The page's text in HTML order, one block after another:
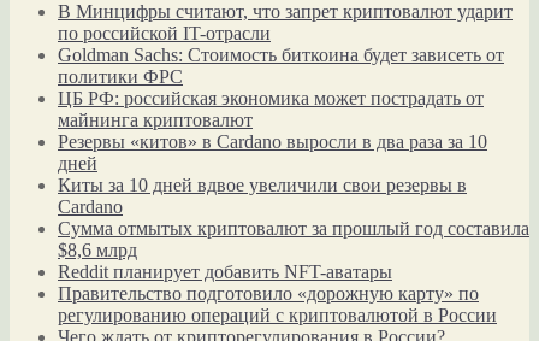
В Минцифры считают, что запрет криптовалют ударит
по российской IT-отрасли
Goldman Sachs: Стоимость биткоина будет зависеть от
политики ФРС
ЦБ РФ: российская экономика может пострадать от
майнинга криптовалют
Резервы «китов» в Cardano выросли в два раза за 10
дней
Киты за 10 дней вдвое увеличили свои резервы в
Cardano
Сумма отмытых криптовалют за прошлый год составила
$8,6 млрд
Reddit планирует добавить NFT-аватары
Правительство подготовило «дорожную карту» по
регулированию операций с криптовалютой в России
Чего ждать от крипторегулирования в России?